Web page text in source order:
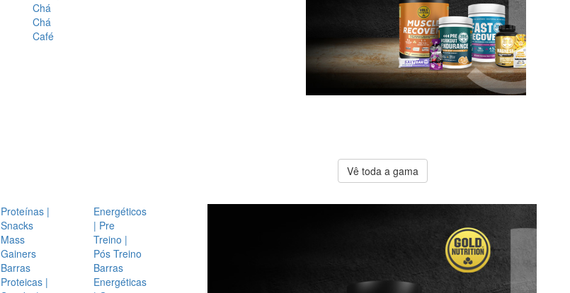
Chá
Chá
Café
Vê toda a gama
Proteínas |
Snacks
Mass
Gainers
Barras
Proteicas |
Energéticos
| Pre
Treino |
Pós Treino
Barras
Energéticas